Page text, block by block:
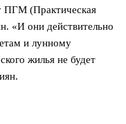
ПГМ (Практическая
«И они действительно
и лунному
жилья не будет